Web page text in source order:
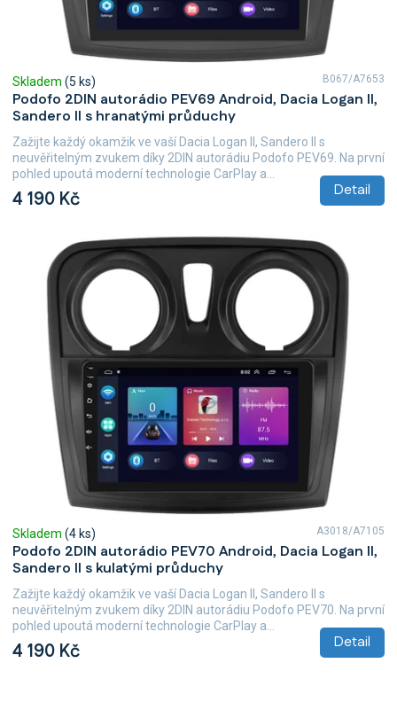
Podofo 2DIN autorádio PEV69 Android, Dacia Logan II,
Sandero II s hranatými průduchy
Skladem (5 ks)
4 190 Kč Detail
Zažijte každý okamžik ve vaší Dacia Logan II, Sandero II s
neuvěřitelným zvukem díky 2DIN autorádiu Podofo PEV69. Na první
pohled upoutá moderní technologie CarPlay a...
B067/A7653
Podofo 2DIN autorádio PEV70 Android, Dacia Logan II,
Sandero II s kulatými průduchy
Skladem (4 ks)
4 190 Kč Detail
Zažijte každý okamžik ve vaší Dacia Logan II, Sandero II s
neuvěřitelným zvukem díky 2DIN autorádiu Podofo PEV70. Na první
pohled upoutá moderní technologie CarPlay a...
A3018/A7105